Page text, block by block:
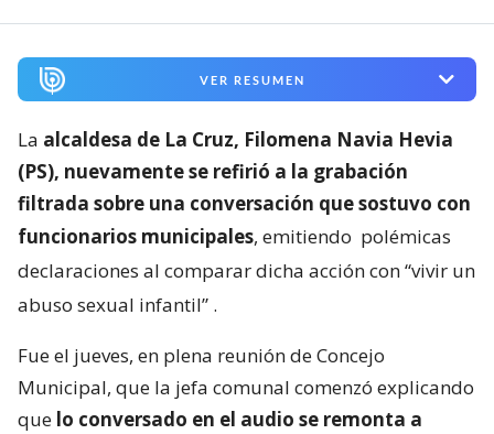
VER RESUMEN
La alcaldesa de La Cruz, Filomena Navia Hevia
(PS), nuevamente se refirió a la grabación
filtrada sobre una conversación que sostuvo con
funcionarios municipales, emitiendo polémicas
declaraciones al comparar dicha acción con “vivir un
abuso sexual infantil” .
Fue el jueves, en plena reunión de Concejo
Municipal, que la jefa comunal comenzó explicando
que lo conversado en el audio se remonta a